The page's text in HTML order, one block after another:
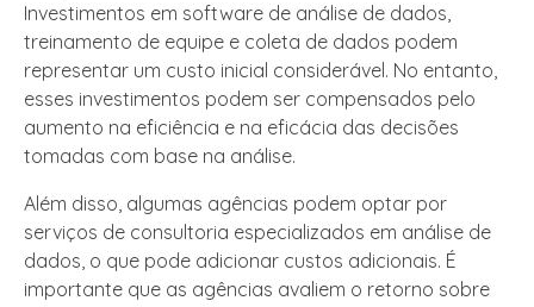
Investimentos em software de análise de dados,
treinamento de equipe e coleta de dados podem
representar um custo inicial considerável. No entanto,
esses investimentos podem ser compensados pelo
aumento na eficiência e na eficácia das decisões
tomadas com base na análise.
Além disso, algumas agências podem optar por
serviços de consultoria especializados em análise de
dados, o que pode adicionar custos adicionais. É
importante que as agências avaliem o retorno sobre